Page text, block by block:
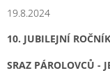
19.8.2024
10. JUBILEJNÍ ROČNÍK
SRAZ PÁROLOVCŮ -